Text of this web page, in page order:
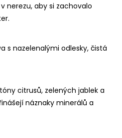
nerezu, aby si zachovalo
s nazelenalými odlesky, čistá
citrusů, zelených jablek a
náznaky minerálů a